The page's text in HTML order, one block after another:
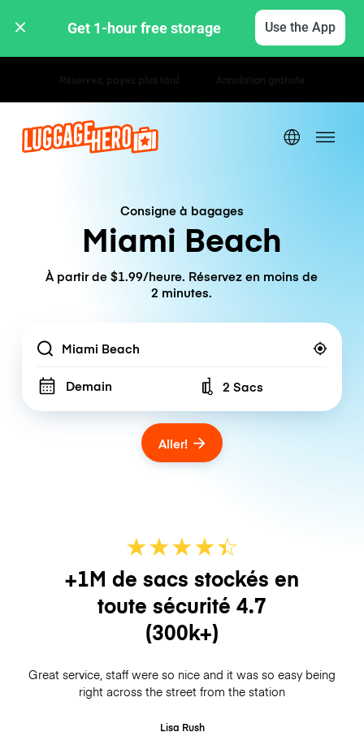
Get 1-hour free storage Use the App
Consigne à bagages
Miami Beach
À partir de $1.99/heure. Réservez en moins de
2 minutes.
Location
Demain Number of bags
2 Sacs
Aller!
★★★★☆
★
+1M de sacs stockés en
toute sécurité 4.7
(300k+)
Great service, staff were so nice and it was so easy being
right across the street from the station
Lisa Rush